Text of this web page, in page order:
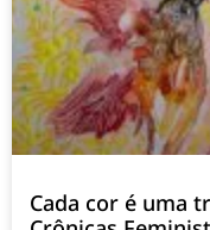
Cada cor é uma